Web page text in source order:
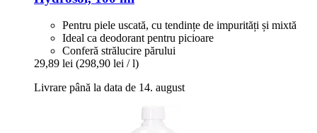
Pentru piele uscată, cu tendințe de impurități și mixtă
Ideal ca deodorant pentru picioare
Conferă strălucire părului
29,89 lei (298,90 lei / l)
Livrare până la data de 14. august